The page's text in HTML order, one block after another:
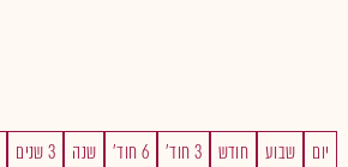
יום שבוע חודש 3 חוד' 6 חוד' שנה 3 שנים